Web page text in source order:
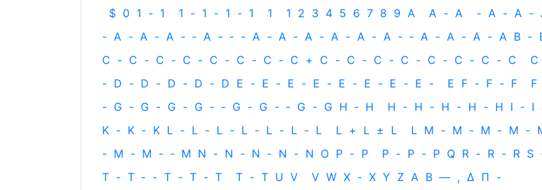
$ 0 1 - 1 1 - 1 - 1 - 1 1 1 2 3 4 5 6 7 8 9 A A - A - A - A -
- A - A - A - ‐ A - ‐ - A - A - A - A - A - A - ‐ A - A - A - A B -
C - C - C - C - C - C - C - C + C - C - C - C - C - C - C - C C
- D - D - D - D - D E - E - E - E - E - E - E - E - E F - F - F F
- G - G - G - G - ‐ G - G - ‐ G - G H ‐ H H - H - H - H - H I - I
K - K - K L - L - L - L - L - L - L L + L ± L L M - M - M - M -
- M - M - ‐ M N - N - N - N - N O P - P P - P - P Q R - R - R S
T - T ‐ - T - T - T T - T U V V W X - X Y Z Α Β — , Δ Π -